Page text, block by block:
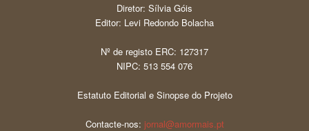
Diretor: Sílvia Góis
Editor: Levi Redondo Bolacha
Nº de registo ERC: 127317
NIPC: 513 554 076
Estatuto Editorial e Sinopse do Projeto
Contacte-nos: jornal@amormais.pt